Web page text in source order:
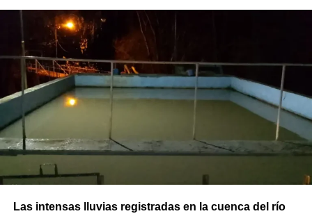
Las intensas lluvias registradas en la cuenca del río